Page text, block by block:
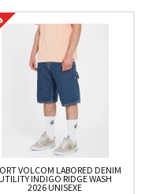
VOLCOM LABORED DENIM
UTILITY INDIGO RIDGE WASH
2026 UNISEXE